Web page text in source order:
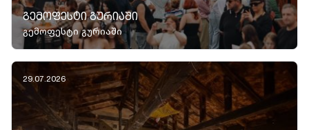
ᲒᲔᲛᲝᲤᲔᲡᲢᲘ ᲒᲣᲠᲘᲐᲨᲘ
გემოფესტი გურიაში
29.07.2026